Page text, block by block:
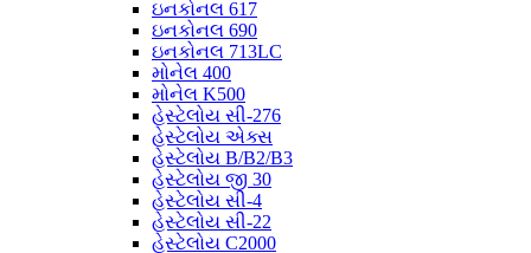
ઇનકોનલ 617
ઇનકોનલ 690
ઇનકોનલ 713LC
મોનેલ 400
મોનેલ K500
હેસ્ટેલોય સી-276
હેસ્ટેલોય એક્સ
હેસ્ટેલોય B/B2/B3
હેસ્ટેલોય જી 30
હેસ્ટેલોય સી-4
હેસ્ટેલોય સી-22
હેસ્ટેલોય C2000